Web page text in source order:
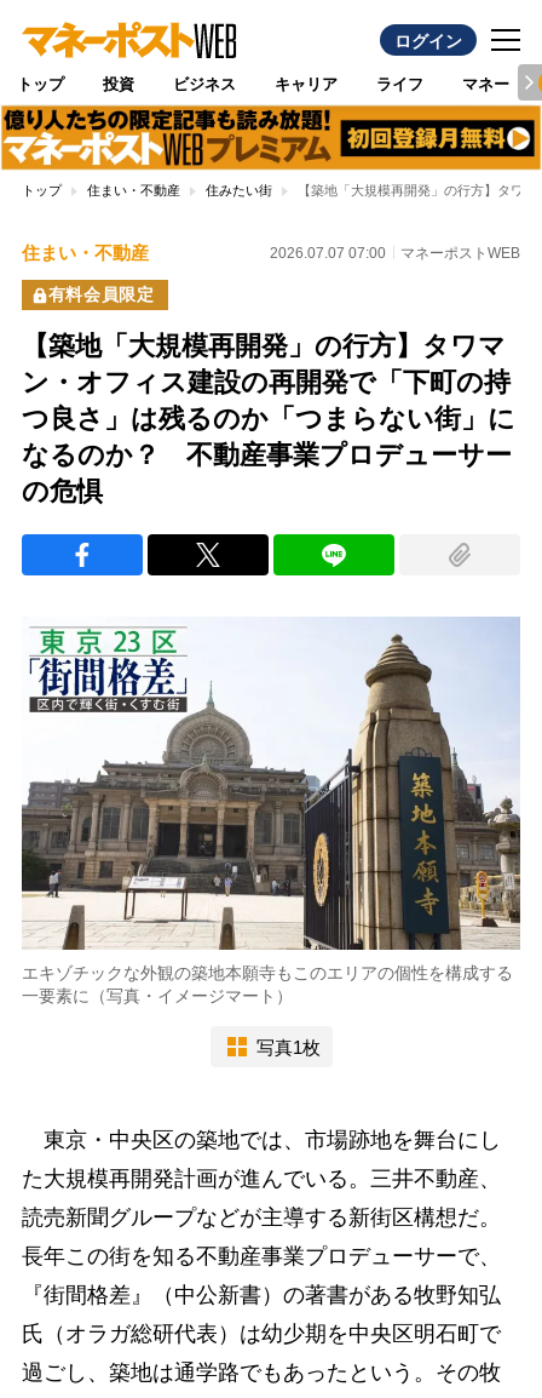
ログイン
トップ 投資 ビジネス キャリア ライフ マネー
トップ 住まい・不動産 住みたい街 【築地「大規模再開発」の行方】タワ
住まい・不動産 2026.07.07 07:00 マネーポストWEB
有料会員限定
【築地「大規模再開発」の行方】タワマ
ン・オフィス建設の再開発で「下町の持
つ良さ」は残るのか「つまらない街」に
なるのか？ 不動産事業プロデューサー
の危惧
エキゾチックな外観の築地本願寺もこのエリアの個性を構成する
一要素に（写真・イメージマート）
写真1枚
東京・中央区の築地では、市場跡地を舞台にし
た大規模再開発計画が進んでいる。三井不動産、
読売新聞グループなどが主導する新街区構想だ。
長年この街を知る不動産事業プロデューサーで、
『街間格差』（中公新書）の著書がある牧野知弘
氏（オラガ総研代表）は幼少期を中央区明石町で
過ごし、築地は通学路でもあったという。その牧